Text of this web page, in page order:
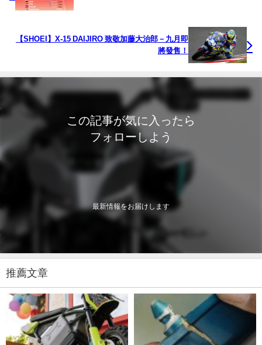
【SHOEI】X-15 DAIJIRO 致敬加藤大治郎－九月即
將發售！
この記事が気に入ったら
フォローしよう
最新情報をお届けします
推薦文章